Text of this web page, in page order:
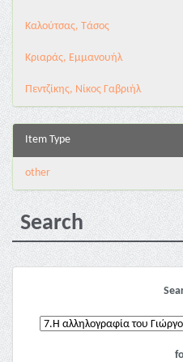
Καλούτσας, Τάσος
Κριαράς, Εμμανουήλ
Πεντζίκης, Νίκος Γαβριήλ
Item Type
other
Search